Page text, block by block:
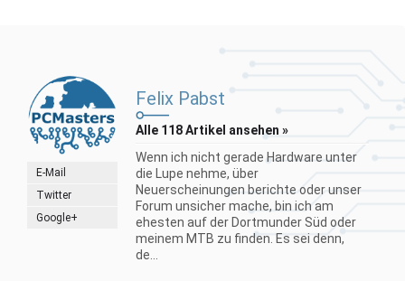
E-Mail
Twitter
Google+
Felix Pabst
Alle 118 Artikel ansehen »
Wenn ich nicht gerade Hardware unter
die Lupe nehme, über
Neuerscheinungen berichte oder unser
Forum unsicher mache, bin ich am
ehesten auf der Dortmunder Süd oder
meinem MTB zu finden. Es sei denn,
de...